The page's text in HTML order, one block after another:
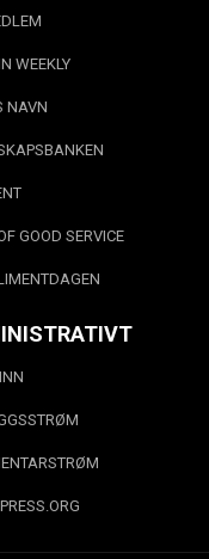
WEEKLY
NAVN
GOOD SERVICE